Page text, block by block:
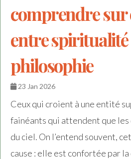
comprendre sur
entre spiritualité
philosophie
23 Jan 2026
Ceux qui croient à une entité
fainéants qui attendent que
du ciel. On l’entend souvent,
cause : elle est confortée par